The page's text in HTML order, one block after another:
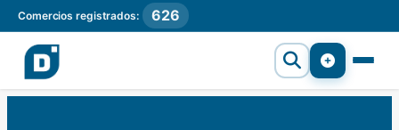
Comercios registrados: 626